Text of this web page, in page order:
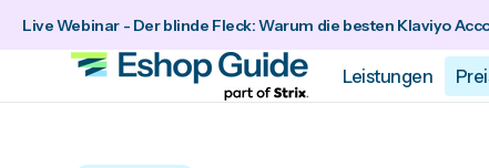
zum
Inhalt
Live Webinar - Der blinde Fleck: Warum die besten Klaviyo
Leistungen